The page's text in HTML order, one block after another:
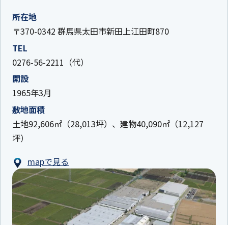
所在地
〒370-0342 群馬県太田市新田上江田町870
TEL
0276-56-2211（代）
開設
1965年3月
敷地面積
土地92,606㎡（28,013坪）、建物40,090㎡（12,127
坪）
mapで見る